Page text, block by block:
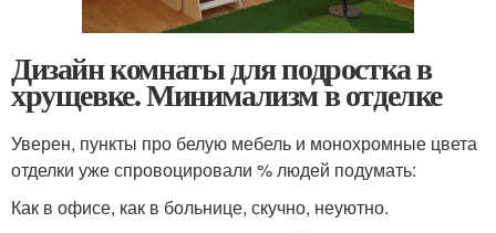
Дизайн комнаты для подростка в
хрущевке. Минимализм в отделке
Уверен, пункты про белую мебель и монохромные цвета
отделки уже спровоцировали % людей подумать:
Как в офисе, как в больнице, скучно, неуютно.